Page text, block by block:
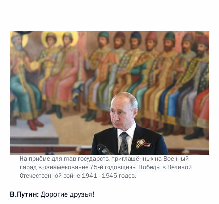
На приёме для глав государств, приглашённых на Военный
парад в ознаменование 75‑й годовщины Победы в Великой
Отечественной войне 1941–1945 годов.
В.Путин: Дорогие друзья!